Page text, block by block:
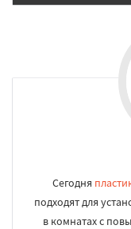
Сегодня
подходят для
в комнатах с